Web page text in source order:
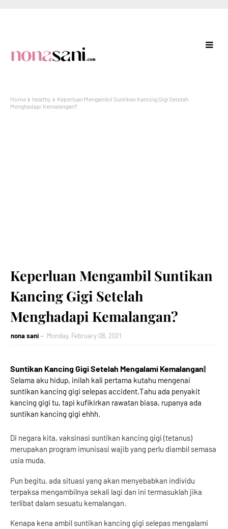
Home healthy
Keperluan Mengambil Suntikan Kancing Gigi Setelah
Menghadapi Kemalangan?
Keperluan Mengambil Suntikan
Kancing Gigi Setelah
Menghadapi Kemalangan?
nona sani Monday, February 08, 2021
Suntikan Kancing Gigi Setelah Mengalami Kemalangan||
Selama aku hidup, inilah kali pertama kutahu mengenai
suntikan kancing gigi selepas accident.Tahu ada penyakit
kancing gigi tu, tapi kufikirkan rawatan biasa, rupanya ada
suntikan kancing gigi ehhh.
Di negara kita, vaksinasi suntikan kancing gigi (tetanus)
merupakan program imunisasi wajib yang perlu diambil semasa
usia muda.
Pun begitu, ada situasi yang akan menyebabkan individu
terpaksa mengambilnya sekali lagi dan ini termasuklah jika
terlibat dalam sesuatu kemalangan.
Kenapa kena ambil suntikan kancing gigi selepas mengalami